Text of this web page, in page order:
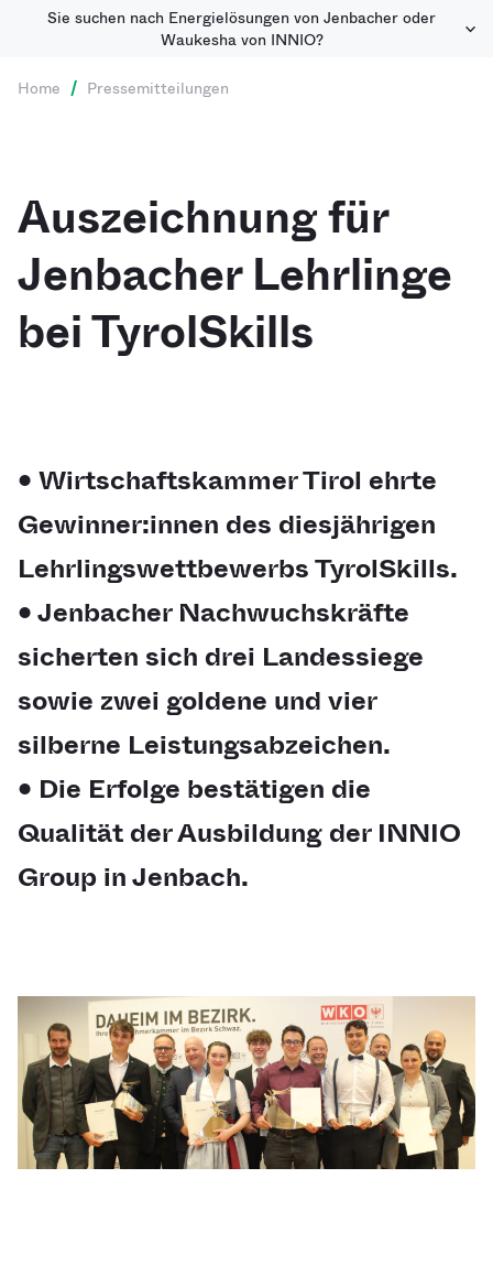
Sie suchen nach Energielösungen von Jenbacher oder
Waukesha von INNIO?
Home / Pressemitteilungen
Auszeichnung für
Jenbacher Lehrlinge
bei TyrolSkills
• Wirtschaftskammer Tirol ehrte
Gewinner:innen des diesjährigen
Lehrlingswettbewerbs TyrolSkills.
• Jenbacher Nachwuchskräfte
sicherten sich drei Landessiege
sowie zwei goldene und vier
silberne Leistungsabzeichen.
• Die Erfolge bestätigen die
Qualität der Ausbildung der INNIO
Group in Jenbach.